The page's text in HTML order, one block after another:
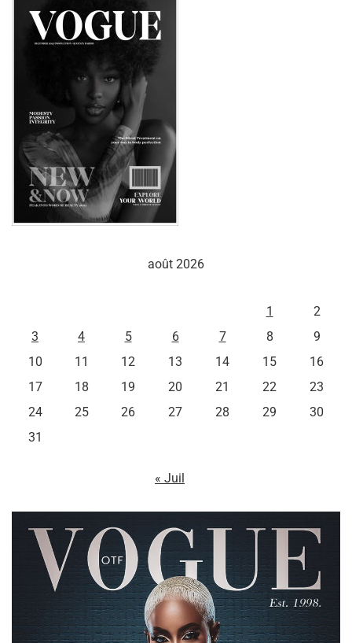
août 2026
1
2
3
4 5 6 7 8
9
10
11 12 13 14 15
16
17
18 19 20 21 22
23
24
25 26 27 28 29
30
31
« Juil